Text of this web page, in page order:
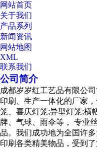
网站首页
关于我们
产品系列
新闻资讯
网站地图
XML
联系我们
公司简介
成都岁岁红工艺品有限公
印刷、生产一体化的厂家
笼、喜庆灯笼;异型灯笼;横
牌、气球、雨伞等， 专业
品。我们成功地为全国许
印刷各类精美物品，受到